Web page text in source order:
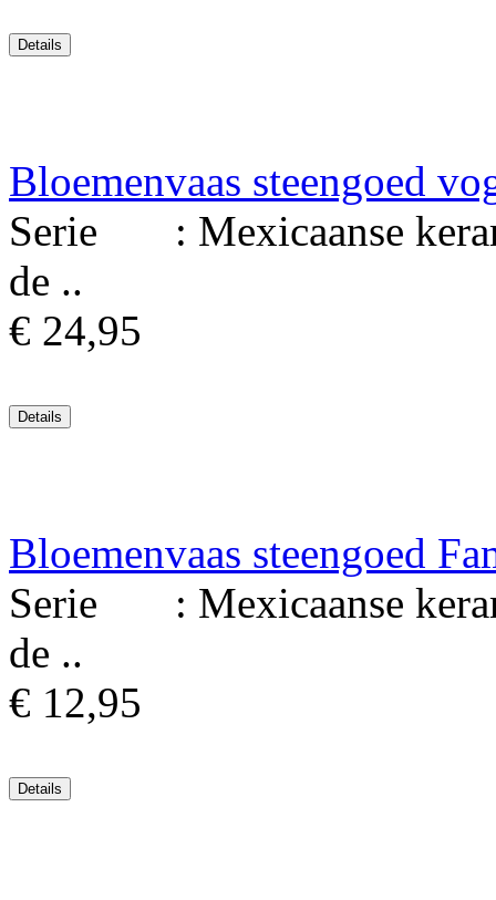
Bloemenvaas steengoed
Serie : Mexicaanse
de ..
€ 24,95
Bloemenvaas steengoed
Serie : Mexicaanse
de ..
€ 12,95